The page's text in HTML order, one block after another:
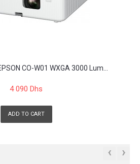
CO-W01 WXGA 3000 Lum...
4 090 Dhs
ADD TO CART
‹ ›